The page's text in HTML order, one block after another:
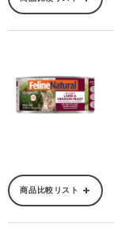
商品比較リスト